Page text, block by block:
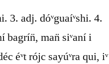
3. adj. dóᵛguaíᵛshi. 4.
bagrín̈, man̈ siᵛaní i
éᵛt rójc sayúᵛra qui, iᵛ